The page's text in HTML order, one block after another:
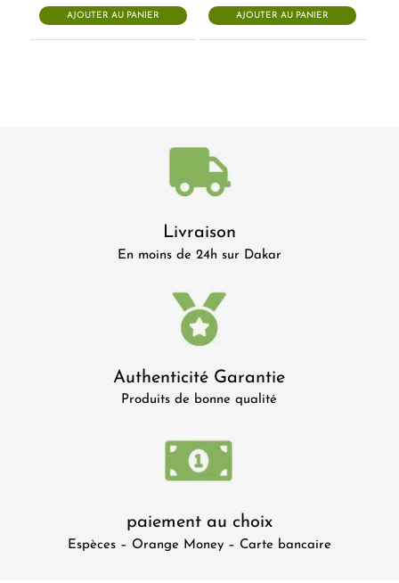
AJOUTER AU PANIER
était :
11.000 CFA.
est :
9.000 CFA.
AJOUTER AU PANIER
Livraison
En moins de 24h sur Dakar
Authenticité Garantie
Produits de bonne qualité
paiement au choix
Espèces – Orange Money – Carte bancaire